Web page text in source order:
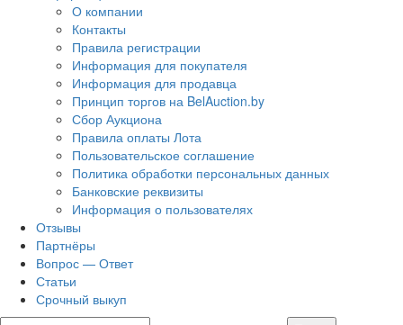
О компании
Контакты
Правила регистрации
Информация для покупателя
Информация для продавца
Принцип торгов на BelAuction.by
Сбор Аукциона
Правила оплаты Лота
Пользовательское соглашение
Политика обработки персональных данных
Банковские реквизиты
Информация о пользователях
Отзывы
Партнёры
Вопрос — Ответ
Статьи
Срочный выкуп